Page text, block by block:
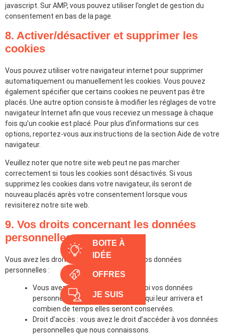
BOITE À
IDÉE
OFFRES
JE SUIS
javascript. Sur AMP, vous pouvez utiliser l’onglet de gestion du
consentement en bas de la page.
8. Activer/désactiver et supprimer les
cookies
Vous pouvez utiliser votre navigateur internet pour supprimer
automatiquement ou manuellement les cookies. Vous pouvez
également spécifier que certains cookies ne peuvent pas être
placés. Une autre option consiste à modifier les réglages de votre
navigateur Internet afin que vous receviez un message à chaque
fois qu’un cookie est placé. Pour plus d’informations sur ces
options, reportez-vous aux instructions de la section Aide de votre
navigateur.
Veuillez noter que notre site web peut ne pas marcher
correctement si tous les cookies sont désactivés. Si vous
supprimez les cookies dans votre navigateur, ils seront de
nouveau placés après votre consentement lorsque vous
revisiterez notre site web.
9. Vos droits concernant les données
personnelles
Vous avez les droits suivants concernant vos données
personnelles :
Vous avez le droit de savoir pourquoi vos données
personnelles sont nécessaires, ce qui leur arrivera et
combien de temps elles seront conservées.
Droit d’accès : vous avez le droit d’accéder à vos données
personnelles que nous connaissons.